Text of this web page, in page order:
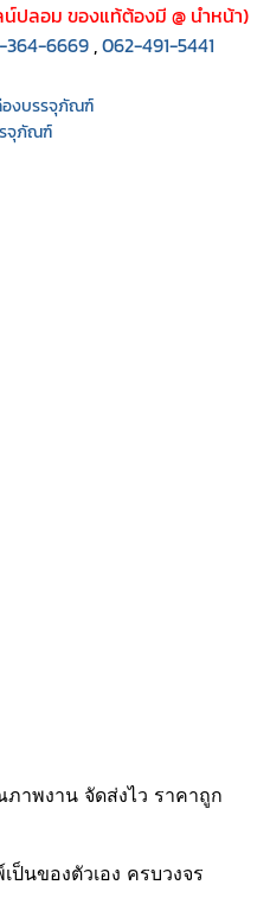
น์ปลอม ของแท้ต้องมี @ นำหน้า)
364-6669 ,062-491-5441
งบรรจุภัณฑ์
จุภัณฑ์
าพงาน จัดส่งไว ราคาถูก
นของตัวเอง ครบวงจร